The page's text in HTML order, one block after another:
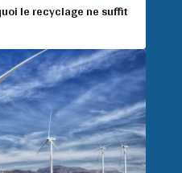
le recyclage ne suffit